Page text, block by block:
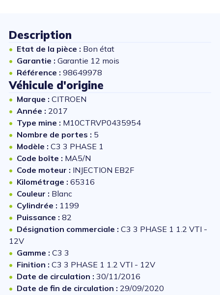
Description
Etat de la pièce : Bon état
Garantie : Garantie 12 mois
Référence : 98649978
Véhicule d'origine
Marque : CITROEN
Année : 2017
Type mine : M10CTRVP0435954
Nombre de portes : 5
Modèle : C3 3 PHASE 1
Code boîte : MA5/N
Code moteur : INJECTION EB2F
Kilométrage : 65316
Couleur : Blanc
Cylindrée : 1199
Puissance : 82
Désignation commerciale : C3 3 PHASE 1 1.2 VTI -
12V
Gamme : C3 3
Finition : C3 3 PHASE 1 1.2 VTI - 12V
Date de circulation : 30/11/2016
Date de fin de circulation : 29/09/2020